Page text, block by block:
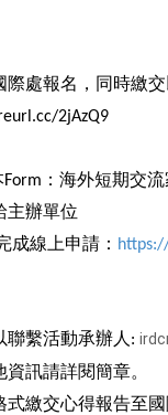
際處報名，同時繳交
2jAzQ9
Form ：海外短期交
主辦單位
成線上申請：
繫活動承辦人 :
訊請詳閱簡章。
繳交心得報告至國